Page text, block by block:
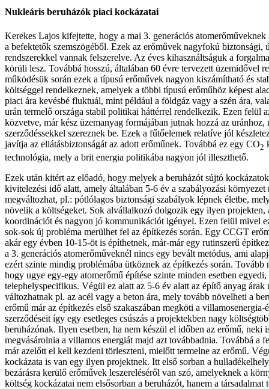
Nukleáris beruházók piaci kockázatai
Kerekes Lajos kifejtette, hogy a mai 3. generációs
a befektetők szemszögéből. Ezek az erőművek nagyfokú biztonsági,
rendszerekkel vannak felszerelve. Az éves kihasználtságuk a
körüli lesz. Továbbá hosszú, általában 60 évre tervezett üzemidővel
működésük során ezek a típusú erőművek nagyon kiszámítható és
költséggel rendelkeznek, amelyek a többi típusú erőműhöz képest
piaci ára kevésbé fluktuál, mint például a földgáz vagy a szén ára,
urán termelő országa stabil politikai háttérrel rendelkezik. Ezen felül
közvetve, már kész üzemanyag formájában jutnak hozzá az uránhoz,
szerződéssekkel szereznek be. Ezek a fűtőelemek relatíve jól
javítja az ellátásbiztonságát az adott erőműnek. Továbbá ez egy CO2
technológia, mely a brit energia politikába nagyon jól illeszthető.
Ezek után kitért az előadó, hogy melyek a beruházót sújtó
kivitelezési idő alatt, amely általában 5-6 év a szabályozási környezet
megváltozhat, pl.: pótlólagos biztonsági szabályok lépnek életbe,
növelik a költségeket. Sok alvállalkozó dolgozik egy ilyen projekten,
koordinációt és nagyon jó kommunikációt igényel. Ezen felül mivel
sok-sok új probléma merülhet fel az építkezés során. Egy CCGT
akár egy évben 10-15-öt is építhetnek, már-már egy rutinszerű
a 3. generációs atomerőműveknél nincs egy bevált metódus, ami
ezért szinte mindig problémába ütköznek az építkezés során. Tovább
hogy ugye egy-egy atomerőmű építése szinte minden esetben
telephelyspecifikus. Végül ez alatt az 5-6 év alatt az építő anyag árak
változhatnak pl. az acél vagy a beton ára, mely tovább növelheti a
erőmű már az építkezés első szakaszában megköti a villamosenergia-
szerződéseit így egy esetleges csúszás a projektekben nagy
beruházónak. Ilyen esetben, ha nem készül el időben az erőmű, neki
megvásárolnia a villamos energiát majd azt továbbadnia. Továbbá a
már azelőtt el kell kezdeni törleszteni, mielőtt termelne az erőmű.
kockázata is van egy ilyen projektnek. Itt első sorban a
bezárásra kerülő erőművek leszereléséről van szó, amelyeknek a
költség kockázatai nem elsősorban a beruházót, hanem a társadalmat